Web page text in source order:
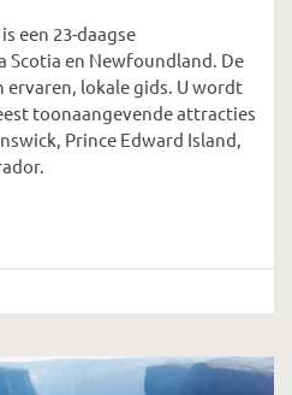
is een 23-daagse
Scotia en Newfoundland. De
lokale gids. U wordt
toonaangevende attracties
, Prince Edward Island,